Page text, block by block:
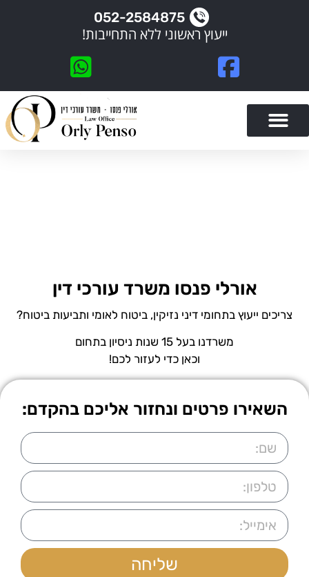
052-2584875
ייעוץ ראשוני ללא התחייבות!
אורלי פנסו משרד עורכי דין
צריכים ייעוץ בתחומי דיני נזיקין, ביטוח לאומי ותביעות ביטוח?
משרדנו בעל 15 שנות ניסיון בתחום
וכאן כדי לעזור לכם!
השאירו פרטים ונחזור אליכם בהקדם:
שליחה
פתח סרגל נגישות